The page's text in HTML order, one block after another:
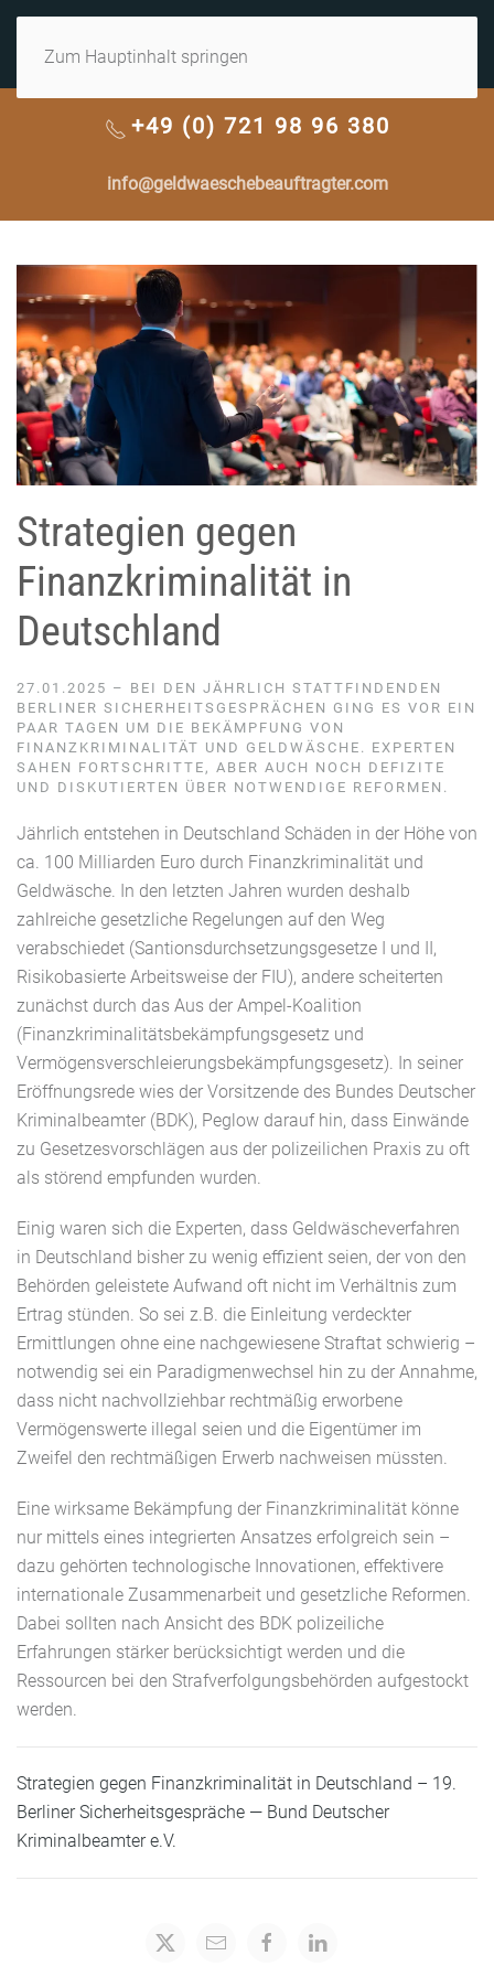
Zum Hauptinhalt springen
+49 (0) 721 98 96 380
info@geldwaeschebeauftragter.com
Strategien gegen
Finanzkriminalität in
Deutschland
27.01.2025 – BEI DEN JÄHRLICH STATTFINDENDEN
BERLINER SICHERHEITSGESPRÄCHEN GING ES VOR EIN
PAAR TAGEN UM DIE BEKÄMPFUNG VON
FINANZKRIMINALITÄT UND GELDWÄSCHE. EXPERTEN
SAHEN FORTSCHRITTE, ABER AUCH NOCH DEFIZITE
UND DISKUTIERTEN ÜBER NOTWENDIGE REFORMEN.
Jährlich entstehen in Deutschland Schäden in der Höhe von
ca. 100 Milliarden Euro durch Finanzkriminalität und
Geldwäsche. In den letzten Jahren wurden deshalb
zahlreiche gesetzliche Regelungen auf den Weg
verabschiedet (Santionsdurchsetzungsgesetze I und II,
Risikobasierte Arbeitsweise der FIU), andere scheiterten
zunächst durch das Aus der Ampel-Koalition
(Finanzkriminalitätsbekämpfungsgesetz und
Vermögensverschleierungsbekämpfungsgesetz). In seiner
Eröffnungsrede wies der Vorsitzende des Bundes Deutscher
Kriminalbeamter (BDK), Peglow darauf hin, dass Einwände
zu Gesetzesvorschlägen aus der polizeilichen Praxis zu oft
als störend empfunden wurden.
Einig waren sich die Experten, dass Geldwäscheverfahren
in Deutschland bisher zu wenig effizient seien, der von den
Behörden geleistete Aufwand oft nicht im Verhältnis zum
Ertrag stünden. So sei z.B. die Einleitung verdeckter
Ermittlungen ohne eine nachgewiesene Straftat schwierig –
notwendig sei ein Paradigmenwechsel hin zu der Annahme,
dass nicht nachvollziehbar rechtmäßig erworbene
Vermögenswerte illegal seien und die Eigentümer im
Zweifel den rechtmäßigen Erwerb nachweisen müssten.
Eine wirksame Bekämpfung der Finanzkriminalität könne
nur mittels eines integrierten Ansatzes erfolgreich sein –
dazu gehörten technologische Innovationen, effektivere
internationale Zusammenarbeit und gesetzliche Reformen.
Dabei sollten nach Ansicht des BDK polizeiliche
Erfahrungen stärker berücksichtigt werden und die
Ressourcen bei den Strafverfolgungsbehörden aufgestockt
werden.
Strategien gegen Finanzkriminalität in Deutschland – 19.
Berliner Sicherheitsgespräche — Bund Deutscher
Kriminalbeamter e.V.